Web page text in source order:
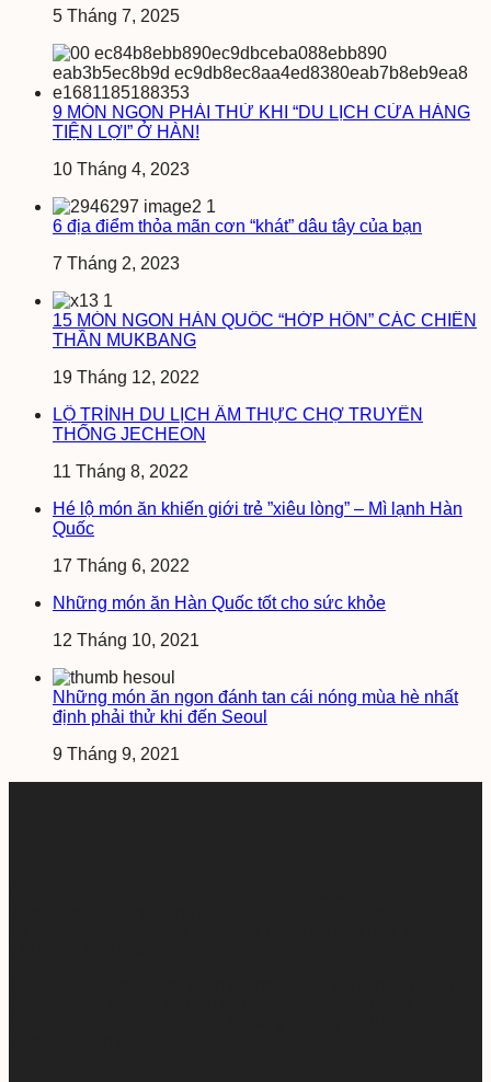
5 Tháng 7, 2025
9 MÓN NGON PHẢI THỬ KHI “DU LỊCH CỬA HÀNG
TIỆN LỢI” Ở HÀN!
10 Tháng 4, 2023
6 địa điểm thỏa mãn cơn “khát” dâu tây của bạn
7 Tháng 2, 2023
15 MÓN NGON HÀN QUỐC “HỚP HỒN” CÁC CHIẾN
THẦN MUKBANG
19 Tháng 12, 2022
LỘ TRÌNH DU LỊCH ẨM THỰC CHỢ TRUYỀN
THỐNG JECHEON
11 Tháng 8, 2022
Hé lộ món ăn khiến giới trẻ ”xiêu lòng” – Mì lạnh Hàn
Quốc
17 Tháng 6, 2022
Những món ăn Hàn Quốc tốt cho sức khỏe
12 Tháng 10, 2021
Những món ăn ngon đánh tan cái nóng mùa hè nhất
định phải thử khi đến Seoul
9 Tháng 9, 2021